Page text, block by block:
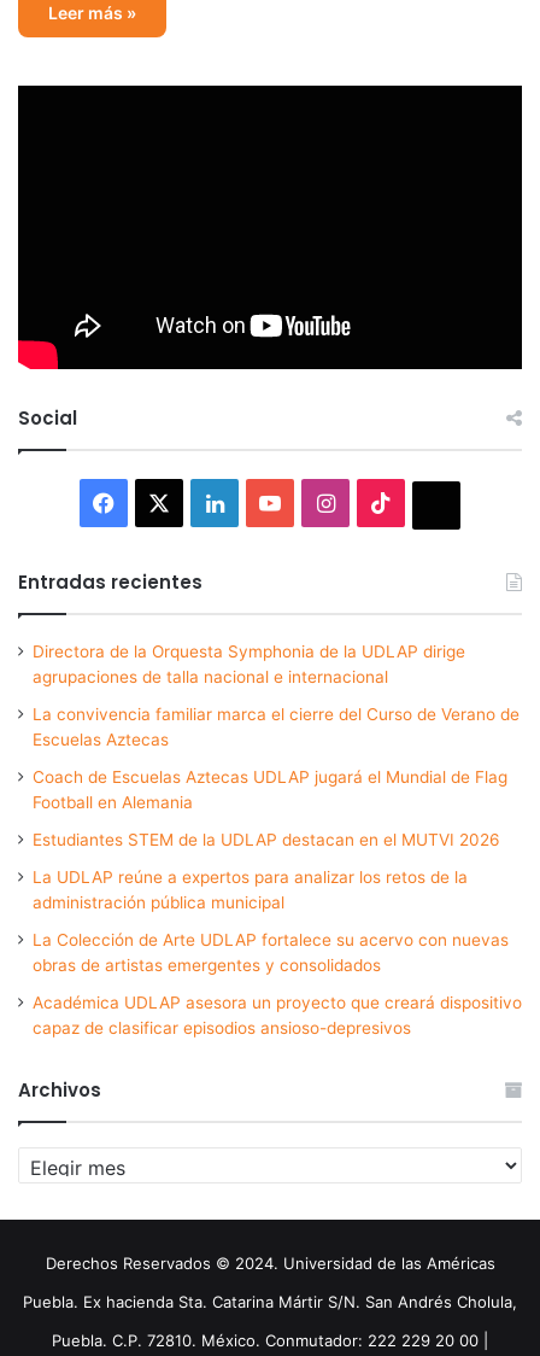
Leer más »
Social
Facebook LinkedInYouTubeInstagram
Entradas recientes
Directora de la Orquesta Symphonia de la UDLAP dirige
agrupaciones de talla nacional e internacional
La convivencia familiar marca el cierre del Curso de Verano de
Escuelas Aztecas
Coach de Escuelas Aztecas UDLAP jugará el Mundial de Flag
Football en Alemania
Estudiantes STEM de la UDLAP destacan en el MUTVI 2026
La UDLAP reúne a expertos para analizar los retos de la
administración pública municipal
La Colección de Arte UDLAP fortalece su acervo con nuevas
obras de artistas emergentes y consolidados
Académica UDLAP asesora un proyecto que creará dispositivo
capaz de clasificar episodios ansioso-depresivos
Archivos
Archivos
Derechos Reservados © 2024. Universidad de las Américas
Puebla. Ex hacienda Sta. Catarina Mártir S/N. San Andrés Cholula,
Puebla. C.P. 72810. México. Conmutador: 222 229 20 00 |